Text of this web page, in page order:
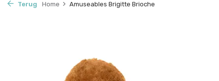
Terug Home Amuseables Brigitte Brioche